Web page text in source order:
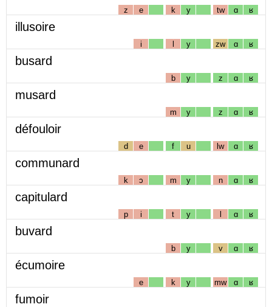
z e k y tw ɑ ʁ
illusoire
i l y zw ɑ ʁ
busard
b y z ɑ ʁ
musard
m y z ɑ ʁ
défouloir
d e f u lw ɑ ʁ
communard
k ɔ m y n ɑ ʁ
capitulard
p i t y l ɑ ʁ
buvard
b y v ɑ ʁ
écumoire
e k y mw ɑ ʁ
fumoir